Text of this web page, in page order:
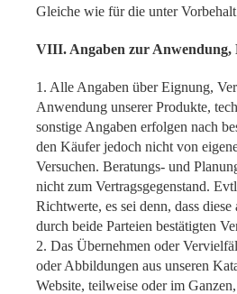
Gleiche wie für die unter
VIII. Angaben zur Anwendung,
1. Alle Angaben über Eignung,
Anwendung unserer Produkte,
sonstige Angaben erfolgen nach
den Käufer jedoch nicht von
Versuchen. Beratungs- und
nicht zum Vertragsgegenstand.
Richtwerte, es sei denn, dass
durch beide Parteien bestätigten
2. Das Übernehmen oder
oder Abbildungen aus unseren
Website, teilweise oder im